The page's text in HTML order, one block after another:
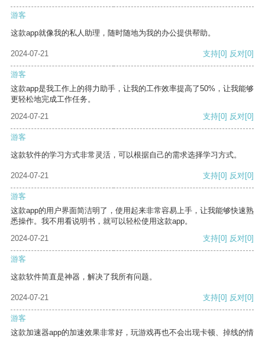
游客
这款app就像我的私人助理，随时随地为我的办公提供帮助。
2024-07-21 支持[0] 反对[0]
游客
这款app是我工作上的得力助手，让我的工作效率提高了50%，让我能够
更轻松地完成工作任务。
2024-07-21
支持[0] 反对[0]
游客
这款软件的学习方式非常灵活，可以根据自己的需求选择学习方式。
2024-07-21 支持[0] 反对[0]
游客
这款app的用户界面简洁明了，使用起来非常容易上手，让我能够快速熟
悉操作。我不用看说明书，就可以轻松使用这款app。
2024-07-21
支持[0] 反对[0]
游客
这款软件简直是神器，解决了我所有问题。
2024-07-21 支持[0] 反对[0]
游客
这款加速器app的加速效果非常好，玩游戏再也不会出现卡顿、掉线的情